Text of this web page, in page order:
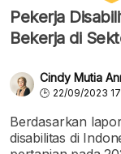
Pekerja
Bekerja di
Cindy Mutia
22/09/2023
Berdasarkan
disabilitas di